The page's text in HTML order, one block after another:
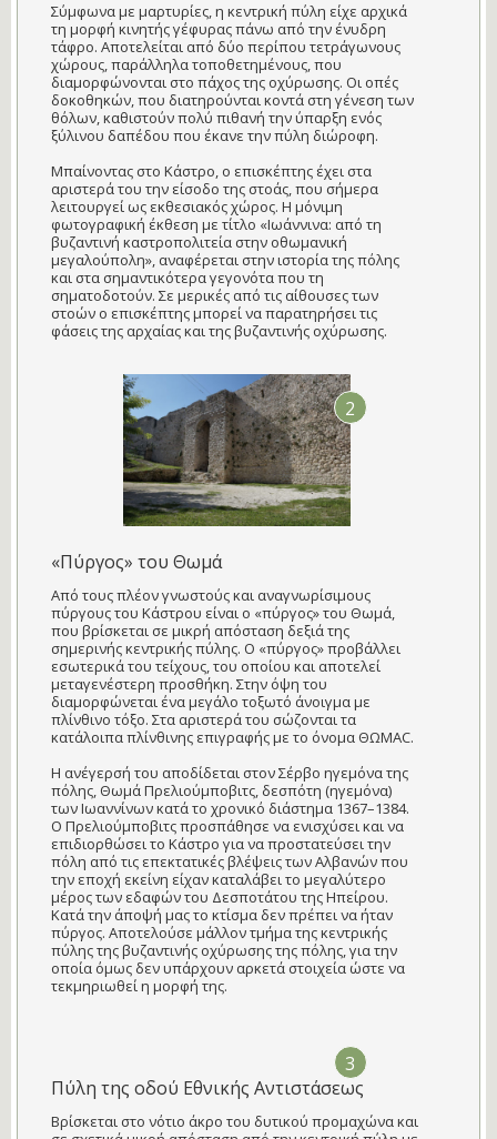
Σύμφωνα με μαρτυρίες, η κεντρική πύλη είχε αρχικά
τη μορφή κινητής γέφυρας πάνω από την ένυδρη
τάφρο. Αποτελείται από δύο περίπου τετράγωνους
χώρους, παράλληλα τοποθετημένους, που
διαμορφώνονται στο πάχος της οχύρωσης. Οι οπές
δοκοθηκών, που διατηρούνται κοντά στη γένεση των
θόλων, καθιστούν πολύ πιθανή την ύπαρξη ενός
ξύλινου δαπέδου που έκανε την πύλη διώροφη.
Μπαίνοντας στο Κάστρο, ο επισκέπτης έχει στα
αριστερά του την είσοδο της στοάς, που σήμερα
λειτουργεί ως εκθεσιακός χώρος. Η μόνιμη
φωτογραφική έκθεση με τίτλο «Ιωάννινα: από τη
βυζαντινή καστροπολιτεία στην οθωμανική
μεγαλούπολη», αναφέρεται στην ιστορία της πόλης
και στα σημαντικότερα γεγονότα που τη
σηματοδοτούν. Σε μερικές από τις αίθουσες των
στοών ο επισκέπτης μπορεί να παρατηρήσει τις
φάσεις της αρχαίας και της βυζαντινής οχύρωσης.
2
«Πύργος» του Θωμά
Από τους πλέον γνωστούς και αναγνωρίσιμους
πύργους του Κάστρου είναι ο «πύργος» του Θωμά,
που βρίσκεται σε μικρή απόσταση δεξιά της
σημερινής κεντρικής πύλης. Ο «πύργος» προβάλλει
εσωτερικά του τείχους, του οποίου και αποτελεί
μεταγενέστερη προσθήκη. Στην όψη του
διαμορφώνεται ένα μεγάλο τοξωτό άνοιγμα με
πλίνθινο τόξο. Στα αριστερά του σώζονται τα
κατάλοιπα πλίνθινης επιγραφής με το όνομα ΘΩMΑC.
Η ανέγερσή του αποδίδεται στον Σέρβο ηγεμόνα της
πόλης, Θωμά Πρελιούμποβιτς, δεσπότη (ηγεμόνα)
των Ιωαννίνων κατά το χρονικό διάστημα 1367–1384.
Ο Πρελιούμποβιτς προσπάθησε να ενισχύσει και να
επιδιορθώσει το Κάστρο για να προστατεύσει την
πόλη από τις επεκτατικές βλέψεις των Αλβανών που
την εποχή εκείνη είχαν καταλάβει το μεγαλύτερο
μέρος των εδαφών του Δεσποτάτου της Ηπείρου.
Κατά την άποψή μας το κτίσμα δεν πρέπει να ήταν
πύργος. Αποτελούσε μάλλον τμήμα της κεντρικής
πύλης της βυζαντινής οχύρωσης της πόλης, για την
οποία όμως δεν υπάρχουν αρκετά στοιχεία ώστε να
τεκμηριωθεί η μορφή της.
3
Πύλη της οδού Εθνικής Αντιστάσεως
Βρίσκεται στο νότιο άκρο του δυτικού προμαχώνα και